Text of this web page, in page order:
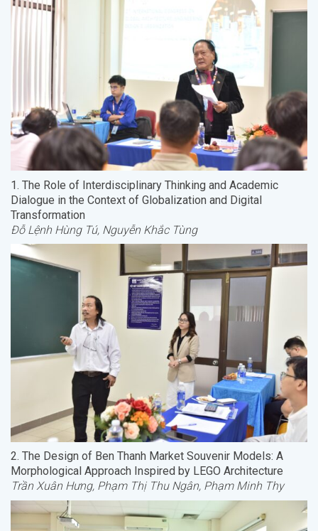
1. The Role of Interdisciplinary Thinking and Academic
Dialogue in the Context of Globalization and Digital
Transformation
Đỗ Lệnh Hùng Tú, Nguyễn Khắc Tùng
2. The Design of Ben Thanh Market Souvenir Models: A
Morphological Approach Inspired by LEGO Architecture
Trần Xuân Hưng, Phạm Thị Thu Ngân, Phạm Minh Thy